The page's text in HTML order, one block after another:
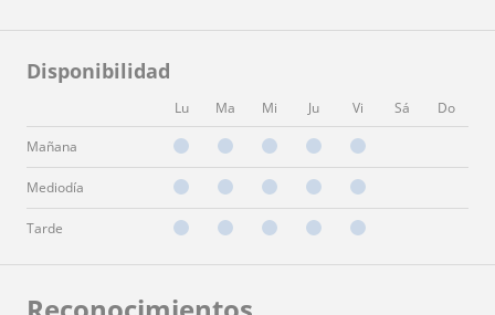
Disponibilidad
Lu Ma Mi Ju Vi Sá Do
Mañana
Mediodía
Tarde